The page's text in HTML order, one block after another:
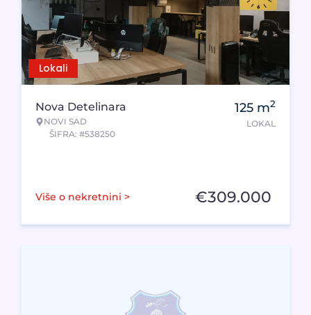
Lokali
Nova Detelinara
NOVI SAD
ŠIFRA: #538250
125 m2
LOKAL
Više o nekretnini > €309.000